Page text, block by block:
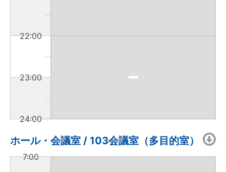
22:00
23:00
24:00
ホール・会議室 / 103会議室（多目的室）
7:00